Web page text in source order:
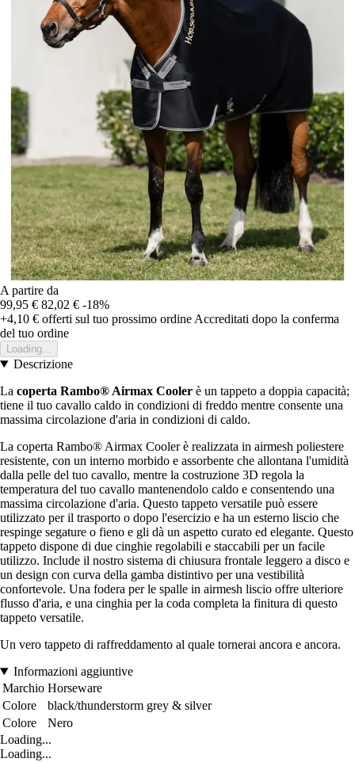
A partire da
99,95 € 82,02 € -18%
+4,10 € offerti sul tuo prossimo ordine Accreditati dopo la conferma
del tuo ordine
Loading...
Descrizione
La coperta Rambo® Airmax Cooler è un tappeto a doppia capacità;
tiene il tuo cavallo caldo in condizioni di freddo mentre consente una
massima circolazione d'aria in condizioni di caldo.
La coperta Rambo® Airmax Cooler è realizzata in airmesh poliestere
resistente, con un interno morbido e assorbente che allontana l'umidità
dalla pelle del tuo cavallo, mentre la costruzione 3D regola la
temperatura del tuo cavallo mantenendolo caldo e consentendo una
massima circolazione d'aria. Questo tappeto versatile può essere
utilizzato per il trasporto o dopo l'esercizio e ha un esterno liscio che
respinge segature o fieno e gli dà un aspetto curato ed elegante. Questo
tappeto dispone di due cinghie regolabili e staccabili per un facile
utilizzo. Include il nostro sistema di chiusura frontale leggero a disco e
un design con curva della gamba distintivo per una vestibilità
confortevole. Una fodera per le spalle in airmesh liscio offre ulteriore
flusso d'aria, e una cinghia per la coda completa la finitura di questo
tappeto versatile.
Un vero tappeto di raffreddamento al quale tornerai ancora e ancora.
Informazioni aggiuntive
Marchio Horseware
Colore
black/thunderstorm grey & silver
Colore
Nero
Loading...
Loading...